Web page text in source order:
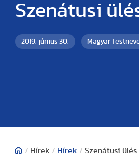
Szenátusi
2019. június 30. Magyar
/ Hírek / Hírek / Szenátusi ülés